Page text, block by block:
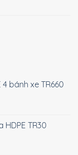
bánh xe TR660
TR30